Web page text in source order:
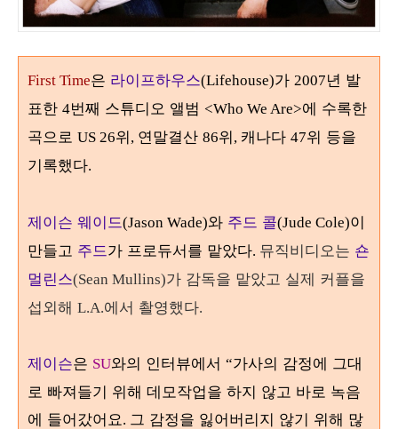
First Time은 라이프하우스(Lifehouse)가 2007년 발
표한 4번째 스튜디오 앨범 <Who We Are>에 수록한
곡으로 US 26위, 연말결산 86위, 캐나다 47위 등을
기록했다.
제이슨 웨이드(Jason Wade)와 주드 콜(Jude Cole)이
만들고 주드가 프로듀서를 맡았다. 뮤직비디오는 숀
멀린스(Sean Mullins)가 감독을 맡았고 실제 커플을
섭외해 L.A.에서 촬영했다.
제이슨은 SU와의 인터뷰에서 “가사의 감정에 그대
로 빠져들기 위해 데모작업을 하지 않고 바로 녹음
에 들어갔어요. 그 감정을 잃어버리지 않기 위해 많